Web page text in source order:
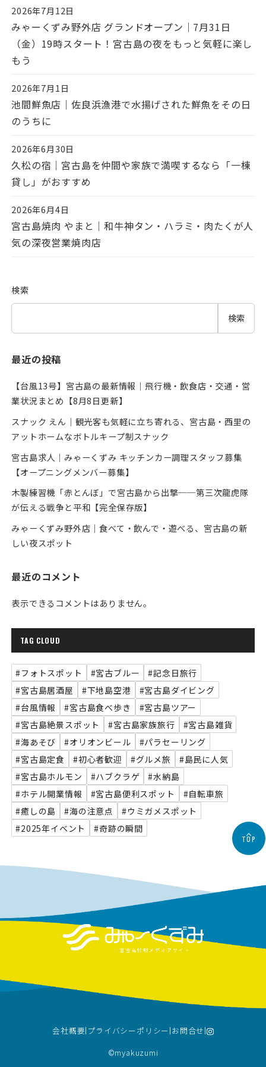
投稿日
2026年7月12日
みゃーくずみ野外店 グランドオープン｜7月31日
（金）19時スタート！宮古島の夜をもっと気軽に楽し
もう
投稿日
2026年7月1日
池間鮮魚店｜佐良浜漁港で水揚げされた鮮魚をその日
のうちに
投稿日
2026年6月30日
久松の宿｜宮古島を仲間や家族で満喫するなら「一棟
貸し」がおすすめ
投稿日
2026年6月4日
宮古島焼肉 やまと｜和牛神タン・ハラミ・肉たくが人
気の深夜営業焼肉店
検索
検索
最近の投稿
【台風13号】宮古島の最新情報｜飛行機・飲食店・交通・営
業状況まとめ【8月8日更新】
スナック えん｜観光客も気軽に立ち寄れる、宮古島・西里の
アットホームなボトルキープ制スナック
宮古島求人｜みゃーくずみ キッチンカー調理スタッフ募集
【オープニングメンバー募集】
木製練習機「赤とんぼ」で宮古島から出撃──第三次龍虎隊
が伝える戦争と平和【完全保存版】
みゃーくずみ野外店｜食べて・飲んで・遊べる、宮古島の新
しい夜スポット
最近のコメント
表示できるコメントはありません。
TAG CLOUD
#フォトスポット #宮古ブルー
#記念日旅行
#宮古島居酒屋
#下地島空港
#宮古島ダイビング
#台風情報
#宮古島食べ歩き
#宮古島ツアー
#宮古島絶景スポット
#宮古島家族旅行
#宮古島雑貨
#海あそび
#オリオンビール
#パラセーリング
#宮古島定食
#初心者歓迎 #グルメ旅
#島民に人気
#宮古島ホルモン
#ハブクラゲ
#水納島
#ホテル開業情報
#宮古島便利スポット
#自転車旅
#癒しの島
#海の注意点
#ウミガメスポット
#2025年イベント
#奇跡の瞬間
会社概要 プライバシーポリシー お問合せ
©︎myakuzumi
TOP